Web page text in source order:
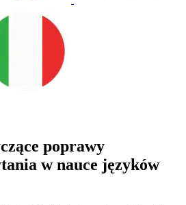
poprawy
w nauce języków